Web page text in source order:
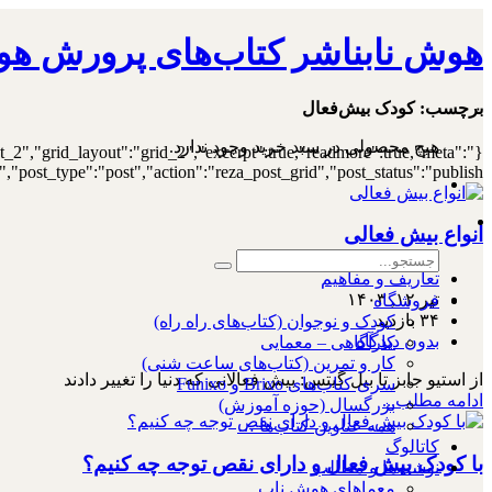
هوش نابناشر کتاب‌های پرورش
۰
هیچ محصولی در سبد خرید وجود ندارد.
فروشگاه
کودک و نوجوان (کتاب‌های راه راه)
کارآگاهی – معمایی
کار و تمرین (کتاب‌های ساعت شنی)
سری کتاب‌های Brixo و Funixo
بزرگسال (حوزه آموزش)
همه عناوین کتاب‌ها …
کاتالوگ
نوشته‌ها و مطالب
معماهای هوش ناب
برچسب:کودک بیش‌فعال
انواع بیش فعالی
تعاریف و مفاهیم
تیر ۱۲, ۱۴۰۳
۳۴ بازدید
بدون دیدگاه
از استیو جابز تا بیل گیتس: بیش فعالانی که دنیا را تغییر دادند
ادامه مطلب...
‌با کودک بیش فعال و دارای نقص توجه چه کنیم؟